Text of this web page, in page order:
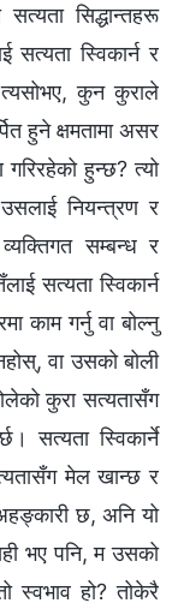
सिद्धान्तहरू
स्विकार्न र
त्यसोभए, कुन कुराले
हुने क्षमतामा असर
हुन्छ? त्यो
नियन्त्रण र
सम्बन्ध र
सत्यता स्विकार्न
काम गर्नु वा बोल्नु
वा उसको बोली
कुरा सत्यतासँग
सत्यता स्विकार्ने
मेल खान्छ र
छ, अनि यो
भए पनि, म उसको
स्वभाव हो? तोकेरै